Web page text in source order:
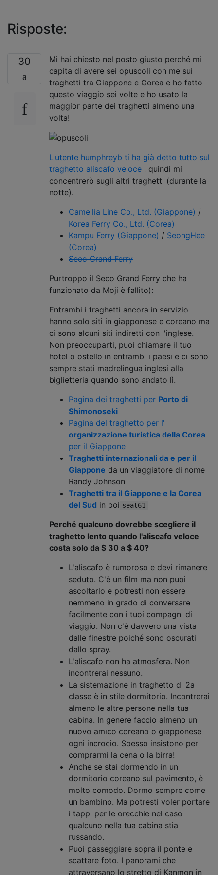
Risposte:
30
Mi hai chiesto nel posto giusto perché mi
capita di avere sei opuscoli con me sui
traghetti tra Giappone e Corea e ho fatto
questo viaggio sei volte e ho usato la
maggior parte dei traghetti almeno una
volta!
L'utente humphreyb ti ha già detto tutto sul
traghetto aliscafo veloce , quindi mi
concentrerò sugli altri traghetti (durante la
notte).
Camellia Line Co., Ltd. (Giappone) /
Korea Ferry Co., Ltd. (Corea)
Kampu Ferry (Giappone) / SeongHee
(Corea)
Seco Grand Ferry
Purtroppo il Seco Grand Ferry che ha
funzionato da Moji è fallito):
Entrambi i traghetti ancora in servizio
hanno solo siti in giapponese e coreano ma
ci sono alcuni siti indiretti con l'inglese.
Non preoccuparti, puoi chiamare il tuo
hotel o ostello in entrambi i paesi e ci sono
sempre stati madrelingua inglesi alla
biglietteria quando sono andato lì.
Pagina dei traghetti per Porto di
Shimonoseki
Pagina del traghetto per l'
organizzazione turistica della Corea
per il Giappone
Traghetti internazionali da e per il
Giappone da un viaggiatore di nome
Randy Johnson
Traghetti tra il Giappone e la Corea
del Sud in poi seat61
Perché qualcuno dovrebbe scegliere il
traghetto lento quando l'aliscafo veloce
costa solo da $ 30 a $ 40?
L'aliscafo è rumoroso e devi rimanere
seduto. C'è un film ma non puoi
ascoltarlo e potresti non essere
nemmeno in grado di conversare
facilmente con i tuoi compagni di
viaggio. Non c'è davvero una vista
dalle finestre poiché sono oscurati
dallo spray.
L'aliscafo non ha atmosfera. Non
incontrerai nessuno.
La sistemazione in traghetto di 2a
classe è in stile dormitorio. Incontrerai
almeno le altre persone nella tua
cabina. In genere faccio almeno un
nuovo amico coreano o giapponese
ogni incrocio. Spesso insistono per
comprarmi la cena o la birra!
Anche se stai dormendo in un
dormitorio coreano sul pavimento, è
molto comodo. Dormo sempre come
un bambino. Ma potresti voler portare
i tappi per le orecchie nel caso
qualcuno nella tua cabina stia
russando.
Puoi passeggiare sopra il ponte e
scattare foto. I panorami che
attraversano lo stretto di Kanmon in